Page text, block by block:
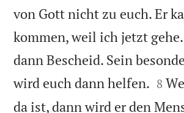
von Gott nicht zu euch. Er
kommen, weil ich jetzt
dann Bescheid. Sein
wird euch dann helfen. 

8
da ist, dann wird er den